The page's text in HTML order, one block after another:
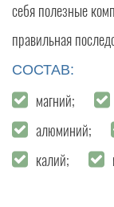
себя полезные
правильная
СОСТАВ:
магний;
алюминий;
калий;